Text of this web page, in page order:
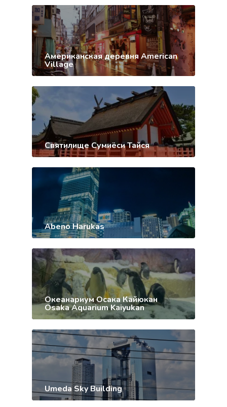
Американская деревня American
Village
Святилище Сумиёси Тайся
Abeno Harukas
Океанариум Осака Кайюкан
Osaka Aquarium Kaiyukan
Umeda Sky Building